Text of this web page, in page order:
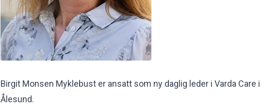
Birgit Monsen Myklebust er ansatt som ny daglig leder i Varda Care i
Ålesund.